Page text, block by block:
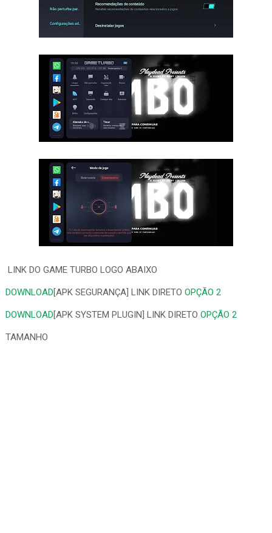
LINK DO GAME TURBO LOGO ABAIXO
DOWNLOAD[APK SEGURANÇA] LINK DIRETO OPÇÃO 2
DOWNLOAD[APK SYSTEM PLUGIN] LINK DIRETO OPÇÃO 2
TAMANHO